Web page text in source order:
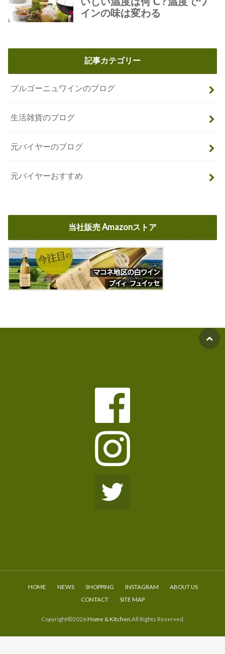
記事カテゴリー
ブルゴーニュワインのブログ
生活雑貨のブログ
元バイヤーのブログ
元バイヤーおすすめ
当社販売 Amazonストア
HOME NEWS SHOPPING INSTAGRAM
ABOUT US
CONTACT
SITE MAP
Copyright©2026Home & Kitchen .All Rights Reserved.